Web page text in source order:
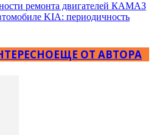
ремонта двигателей КАМАЗ
KIA: периодичность
ЕЩЕ ОТ АВТОРА